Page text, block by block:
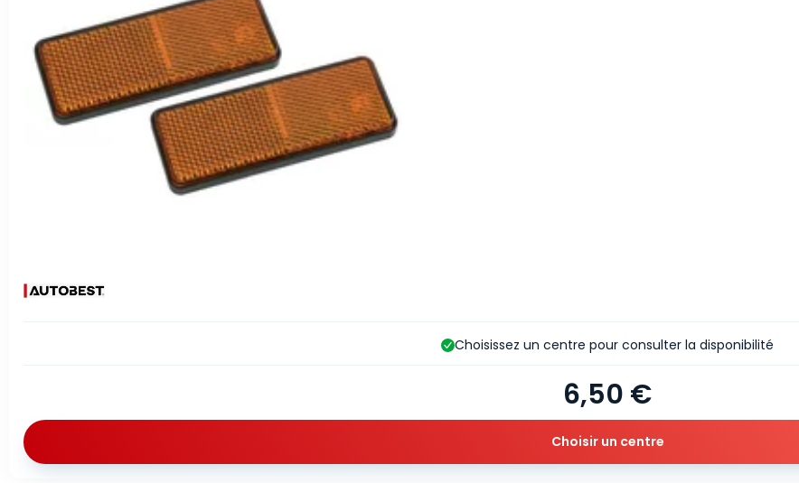
6,50 €
Choisissez un centre pour consulter la disponibilité
Choisir un centre